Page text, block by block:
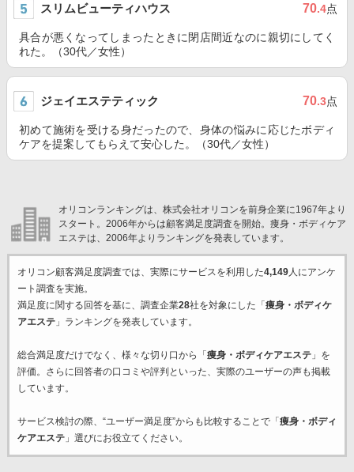
スリムビューティハウス 70.4点
具合が悪くなってしまったときに閉店間近なのに親切にしてく
れた。（30代／女性）
ジェイエステティック 70.3点
初めて施術を受ける身だったので、身体の悩みに応じたボディ
ケアを提案してもらえて安心した。（30代／女性）
オリコンランキングは、株式会社オリコンを前身企業に1967年より
スタート。2006年からは顧客満足度調査を開始。痩身・ボディケア
エステは、2006年よりランキングを発表しています。
オリコン顧客満足度調査では、実際にサービスを利用した4,149人にアンケ
ート調査を実施。
満足度に関する回答を基に、調査企業28社を対象にした「 痩身・ボディケ
アエステ」ランキングを発表しています。
総合満足度だけでなく、様々な切り口から「 痩身・ボディケアエステ」を
評価。さらに回答者の口コミや評判といった、実際のユーザーの声も掲載
しています。
サービス検討の際、“ユーザー満足度”からも比較することで「 痩身・ボディ
ケアエステ」選びにお役立てください。